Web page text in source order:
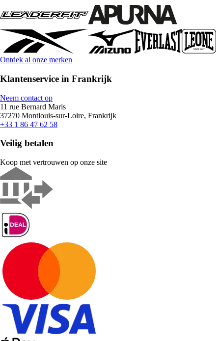
Ontdek al onze merken
Klantenservice in Frankrijk
Neem contact op
11 rue Bernard Maris
37270 Montlouis-sur-Loire, Frankrijk
+33 1 86 47 62 58
Veilig betalen
Koop met vertrouwen op onze site